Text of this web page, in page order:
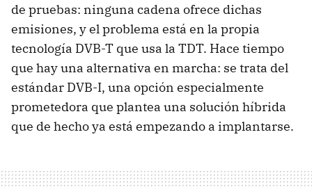
de pruebas: ninguna cadena ofrece dichas
emisiones, y el problema está en la propia
tecnología DVB-T que usa la TDT. Hace tiempo
que hay una alternativa en marcha: se trata del
estándar DVB-I, una opción especialmente
prometedora que plantea una solución híbrida
que de hecho ya está empezando a implantarse.